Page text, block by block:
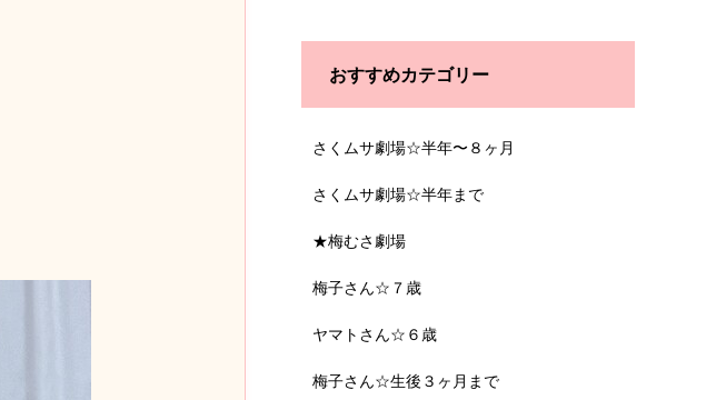
おすすめカテゴリー
さくムサ劇場☆半年〜８ヶ月
さくムサ劇場☆半年まで
★梅むさ劇場
梅子さん☆７歳
ヤマトさん☆６歳
梅子さん☆生後３ヶ月まで